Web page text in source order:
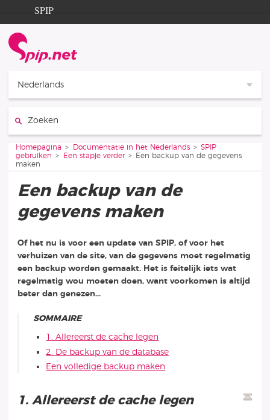
Ga naar de inhoud
Ga naar de navigatie
SPIP
Documentation
Contribution
Nederlands
Je bent hier:
Homepagina Documentatie in het Nederlands
SPIP
gebruiken
Een stapje verder
Een backup van de gegevens
maken
Een backup van de
gegevens maken
Of het nu is voor een update van SPIP, of voor het
verhuizen van de site, van de gegevens moet regelmatig
een backup worden gemaakt. Het is feitelijk iets wat
regelmatig wou moeten doen, want voorkomen is altijd
beter dan genezen...
SOMMAIRE
1. Allereerst de cache legen
2. De backup van de database
Een volledige backup maken
1. Allereerst de cache legen